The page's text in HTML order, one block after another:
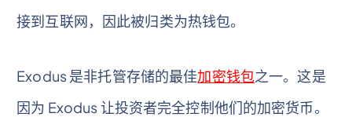
接到互联网，因此被归类为热钱包。
Exodus 是非托管存储的最佳加密钱包之一。这是
因为 Exodus 让投资者完全控制他们的加密货币。